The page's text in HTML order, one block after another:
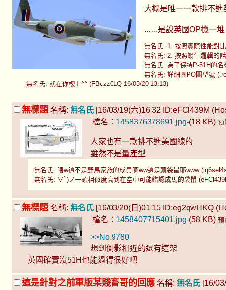
大概是唯一一款排不進
.......是說英國OP機一
無名氏: 1. 按照實際性能對
無名氏: 2. 按照蝸牛邏輯的
無名氏: 為了保持P-51H的
無名氏: 詳細圓PO圖型號
無名氏: 就在你樓上^^ (FBczz0LQ 16/03/20 13:13)
無標題 名稱: 無名氏 [16/03/19(六)16:32 ID:eFCl439M
檔名： 1458376378691.jpg-(18 KB) 預
人家也有一款排不進美國線的
雖然不是量產型
無名氏: 喂w這不是野馬家族的成員啊ww這是頭袋鼠耶www
無名氏: ∀ﾟ)ノ一頭相似度高到在空中可能錯認成馬的袋鼠
無標題 名稱: 無名氏 [16/03/20(日)01:15 ID:eg2qwHKQ
檔名： 1458407715401.jpg-(58 KB) 預
>>No.9780
想到側影相近的還有這架
英國確實沒51H也能過得很好吧
這是針對之前軍版某賤畜哥的回應 名稱: 無名氏 [16/